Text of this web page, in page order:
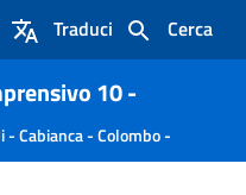
Cerca
Traduci
10 -
- Cabianca - Colombo -